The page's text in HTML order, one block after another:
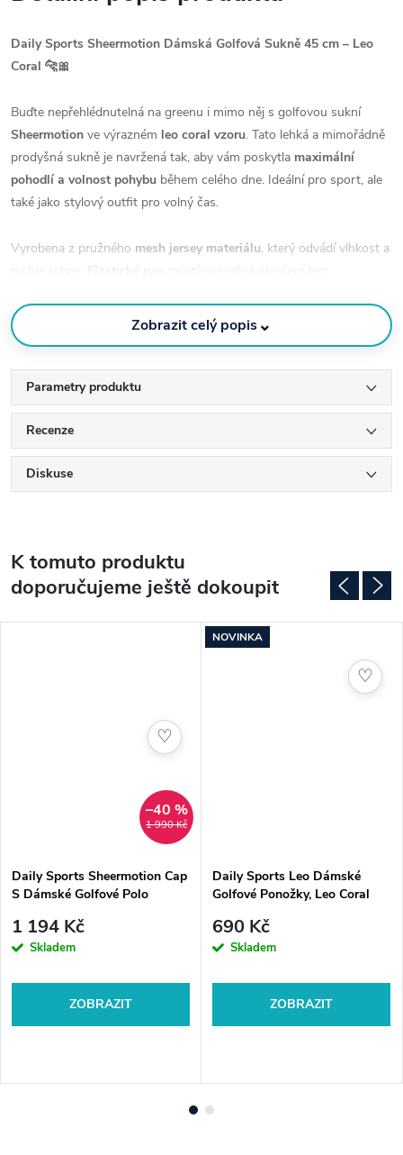
Daily Sports Sheermotion Dámská Golfová Sukně 45 cm – Leo
Coral 🐆🎀
Buďte nepřehlédnutelná na greenu i mimo něj s golfovou sukní
Sheermotion ve výrazném leo coral vzoru. Tato lehká a mimořádně
prodyšná sukně je navržená tak, aby vám poskytla maximální
pohodlí a volnost pohybu během celého dne. Ideální pro sport, ale
také jako stylový outfit pro volný čas.
Vyrobena z pružného mesh jersey materiálu, který odvádí vlhkost a
švihu.
✔️ Efektní leopardí potisk v korálové barvě
✔️ Vnitřní kraťasy pro komfort a krytí
✔️ Elastický pas pro snadné oblékání
Vlastnosti:
Tištěný strečový mesh jersey – lehký a vzdušný
Elastický pas bez zapínání
🧵 88 % polyester, 12 % elastan
🫧 Praní na 40 °C
🧼 Žehlit na nízkou teplotu
Zobrazit celý popis⌄
Parametry produktu
Recenze
Diskuse
K tomuto produktu
doporučujeme ještě dokoupit
1 990 Kč
–40 %
Daily Sports Sheermotion Cap
S Dámské Golfové Polo
1 194 Kč
Skladem
ZOBRAZIT
♡
NOVINKA
Daily Sports Leo Dámské
Golfové Ponožky, Leo Coral
690 Kč
Skladem
ZOBRAZIT
♡